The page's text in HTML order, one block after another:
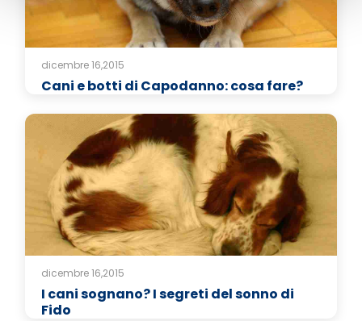
dicembre 16,2015
Cani e botti di Capodanno: cosa fare?
dicembre 16,2015
I cani sognano? I segreti del sonno di
Fido